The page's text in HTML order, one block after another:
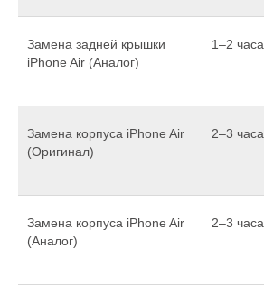
Замена задней крышки
iPhone Air (Аналог)
1–2 часа
Замена корпуса iPhone Air
(Оригинал)
2–3 часа
Замена корпуса iPhone Air
(Аналог)
2–3 часа